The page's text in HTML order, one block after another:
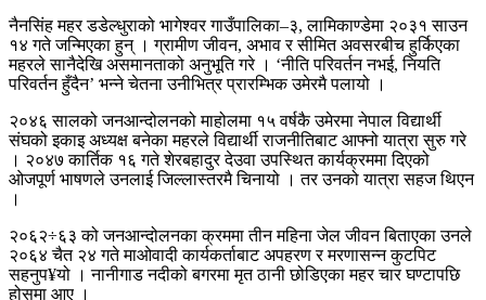
नैनसिंह महर डडेल्धुराको भागेश्वर गाउँपालिका–३, लामिकाण्डेमा २०३१ साउन
१४ गते जन्मिएका हुन् । ग्रामीण जीवन, अभाव र सीमित अवसरबीच हुर्किएका
महरले सानैदेखि असमानताको अनुभूति गरे । ‘नीति परिवर्तन नभई, नियति
परिवर्तन हुँदैन’ भन्ने चेतना उनीभित्र प्रारम्भिक उमेरमै पलायो ।
२०४६ सालको जनआन्दोलनको माहोलमा १५ वर्षकै उमेरमा नेपाल विद्यार्थी
संघको इकाइ अध्यक्ष बनेका महरले विद्यार्थी राजनीतिबाट आफ्नो यात्रा सुरु गरे
। २०४७ कार्तिक १६ गते शेरबहादुर देउवा उपस्थित कार्यक्रममा दिएको
ओजपूर्ण भाषणले उनलाई जिल्लास्तरमै चिनायो । तर उनको यात्रा सहज थिएन
।
२०६२÷६३ को जनआन्दोलनका क्रममा तीन महिना जेल जीवन बिताएका उनले
२०६४ चैत २४ गते माओवादी कार्यकर्ताबाट अपहरण र मरणासन्न कुटपिट
सहनुप¥यो । नानीगाड नदीको बगरमा मृत ठानी छोडिएका महर चार घण्टापछि
होसमा आए ।